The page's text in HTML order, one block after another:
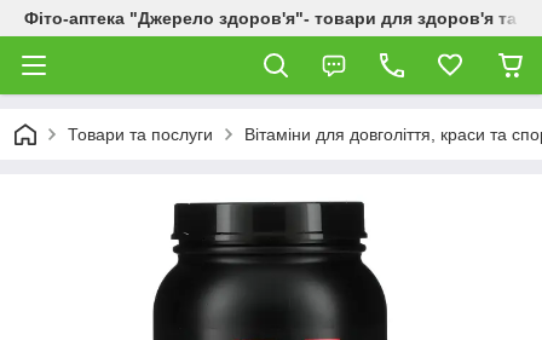
Фіто-аптека "Джерело здоров'я"- товари для здоров'я та
Товари та послуги Вітаміни для довголіття, краси та